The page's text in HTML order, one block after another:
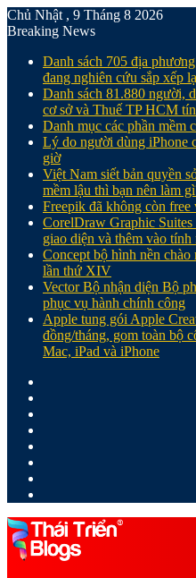
Chủ Nhật , 9 Tháng 8 2026
Breaking News
Danh sách 705 địa
đang nghiên cứu sắp xếp
Danh sách 81.880‬ người,
cơ sở và Thuế TP HCM
Danh mục các phần mềm
Lý do người dùng iPhone
giờ
Việt Nam siết bản quyền
mềm lậu thì bạn nên làm
Freepik đã không còn
CorelDraw Graphic
giao diện và thêm vào
Concept bộ hình nền
lần thứ XIV
Vector Bộ nhận diện Bộ
phục vụ hành chính công
Apple tung gói Apple
đồng/tháng, gom toàn bộ
Mac, iPad và iPhone